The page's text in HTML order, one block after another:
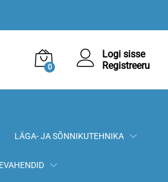
0
Logi sisse
Registreeru
LÄGA- JA SÕNNIKUTEHNIKA